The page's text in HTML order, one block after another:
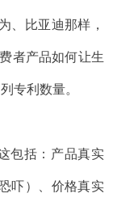
、比亚迪那样，
者产品如何让生
专利数量。
包括：产品真实
吓）、价格真实